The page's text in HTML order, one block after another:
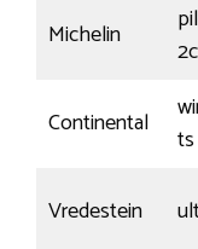
Michelin
Continental
Vredestein